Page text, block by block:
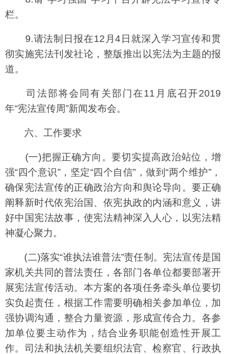
栏。
9.请法制日报在12月4日就深入学习宣传和贯
彻实施宪法刊发社论，整版推出以宪法为主题的报
道。
司法部将会同有关部门在11月底召开2019
年“宪法宣传周”新闻发布会。
六、工作要求
(一)把握正确方向。要切实提高政治站位，增
强“四个意识”，坚定“四个自信”，做到“两个维护”，
确保宪法宣传的正确政治方向和舆论导向。要正确
阐释新时代依宪治国、依宪执政的内涵和意义，讲
好中国宪法故事，使宪法精神深入人心，以宪法精
神凝心聚力。
(二)落实“谁执法谁普法”责任制。宪法宣传是国
家机关共同的普法责任，各部门各单位都要部署开
展宪法宣传活动。本方案的各项任务牵头单位要切
实负起责任，根据工作需要明确相关参加单位，加
强协调沟通，整合力量资源，形成宣传合力。各参
加单位要主动作为，结合业务职能创造性开展工
作。司法和执法机关要组织法官、检察官、行政执